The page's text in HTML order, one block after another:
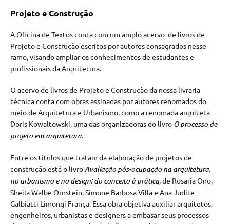
Projeto e Construção
A Oficina de Textos conta com um amplo acervo de livros de
Projeto e Construção escritos por autores consagrados nesse
ramo, visando ampliar os conhecimentos de estudantes e
profissionais da Arquitetura.
O acervo de livros de Projeto e Construção da nossa livraria
técnica conta com obras assinadas por autores renomados do
meio de Arquitetura e Urbanismo, como a renomada arquiteta
Doris Kowaltowski, uma das organizadoras do livro O processo de
projeto em arquitetura.
Entre os títulos que tratam da elaboração de projetos de
construção está o livroAvaliação pós-ocupação na arquitetura,
no urbanismo e no design: do conceito à prática, de Rosaria Ono,
Sheila Walbe Ornstein, Simone Barbosa Villa e Ana Judite
Galbiatti Limongi França. Essa obra objetiva auxiliar arquitetos,
engenheiros, urbanistas e designers a embasar seus processos